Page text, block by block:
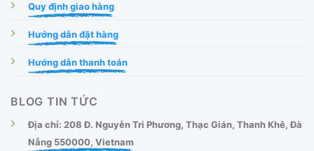
Quy định giao hàng
Hướng dẫn đặt hàng
Hướng dẫn thanh toán
BLOG TIN TỨC
Địa chỉ: 208 Đ. Nguyễn Tri Phương, Thạc Gián, Thanh Khê, Đà
Nẵng 550000, Vietnam